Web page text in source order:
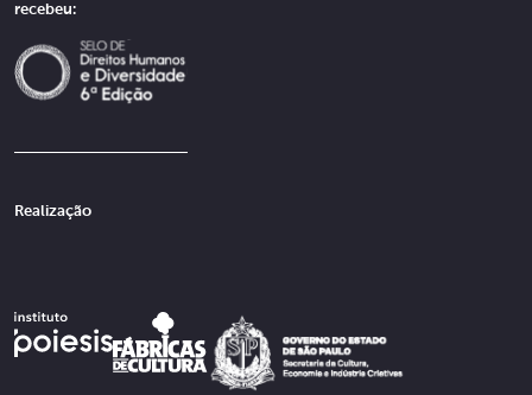
recebeu:
Realização